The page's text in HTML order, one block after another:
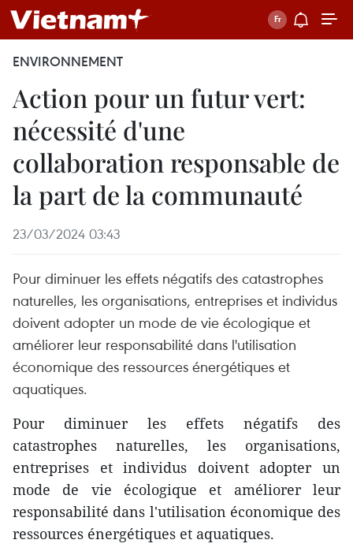
ENVIRONNEMENT
Action pour un futur vert:
nécessité d'une
collaboration responsable de
la part de la communauté
23/03/2024 03:43
Pour diminuer les effets négatifs des catastrophes
naturelles, les organisations, entreprises et individus
doivent adopter un mode de vie écologique et
améliorer leur responsabilité dans l'utilisation
économique des ressources énergétiques et
aquatiques.
Pour diminuer les effets négatifs des
catastrophes naturelles, les organisations,
entreprises et individus doivent adopter un
mode de vie écologique et améliorer leur
responsabilité dans l'utilisation économique des
ressources énergétiques et aquatiques.